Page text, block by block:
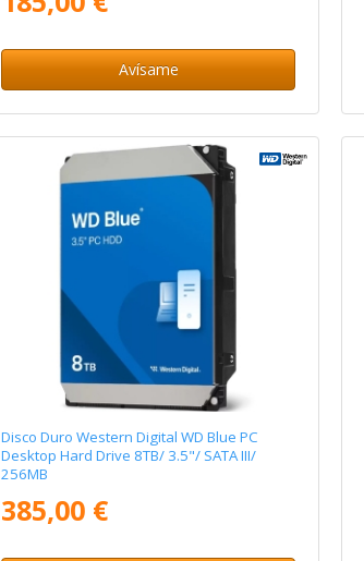
Avísame
Disco Duro Western Digital WD Blue PC
Desktop Hard Drive 8TB/ 3.5"/ SATA III/
256MB
385,00 €